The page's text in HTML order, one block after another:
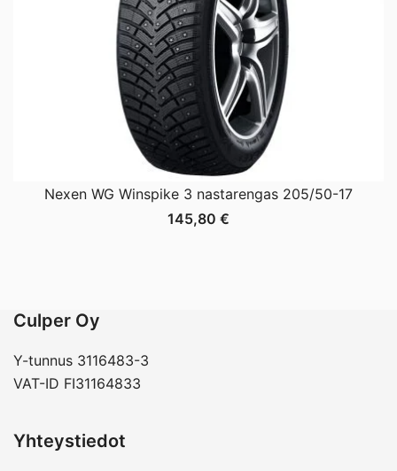
Nexen WG Winspike 3 nastarengas 205/50-17
145,80 €
Culper Oy
Y-tunnus 3116483-3
VAT-ID FI31164833
Yhteystiedot